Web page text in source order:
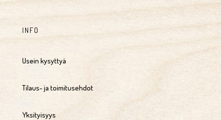
INFO
Usein kysyttyä
Tilaus- ja toimitusehdot
Yksityisyys